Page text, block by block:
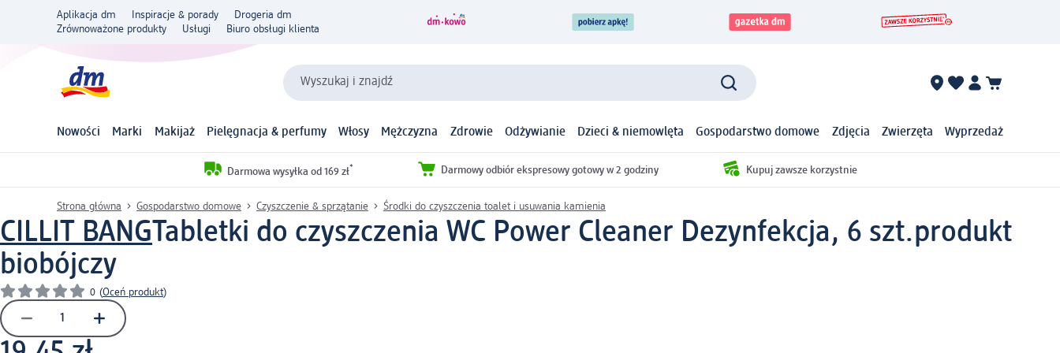
Aplikacja dm Inspiracje & porady
Drogeria dm
Zrównoważone produkty
Usługi Biuro obsługi klienta
Wyszukaj i znajdź
Nowości Marki Makijaż Pielęgnacja & perfumy Włosy Mężczyzna Zdrowie Odżywianie Dzieci & niemowlęta Gospodarstwo domowe Zdjęcia Zwierzęta Wyprzedaż
Darmowa wysyłka od 169 zł* Darmowy odbiór ekspresowy gotowy w 2 godziny Kupuj zawsze korzystnie
Strona główna Gospodarstwo domowe Czyszczenie & sprzątanie Środki do czyszczenia toalet i usuwania kamienia
CILLIT BANGTabletki do czyszczenia WC Power Cleaner Dezynfekcja, 6 szt.produkt
biobójczy
0 (Oceń produkt)